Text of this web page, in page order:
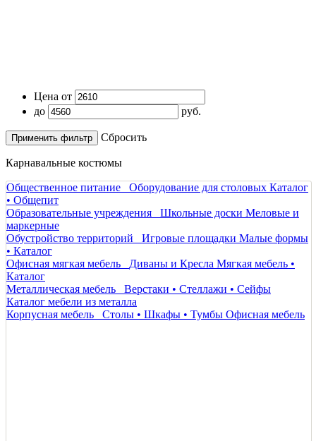
Цена от
до
руб.
Cбросить
Карнавальные костюмы
Общественное питание Оборудование для столовых Каталог
• Общепит
Образовательные учреждения
Школьные доски Меловые и
маркерные
Обустройство территорий
Игровые площадки Малые формы
• Каталог
Офисная мягкая мебель
Диваны и Кресла Мягкая мебель •
Каталог
Металлическая мебель
Верстаки • Стеллажи • Сейфы
Каталог мебели из металла
Корпусная мебель
Столы • Шкафы • Тумбы Офисная мебель